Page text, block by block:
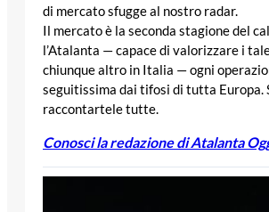
di mercato sfugge al nostro radar.
Il mercato è la seconda stagione del
l’Atalanta — capace di valorizzare i
chiunque altro in Italia — ogni
seguitissima dai tifosi di tutta Europa.
raccontartele tutte.
Conosci la redazione di Atalanta